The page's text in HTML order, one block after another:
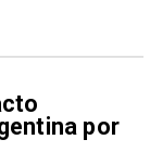
por